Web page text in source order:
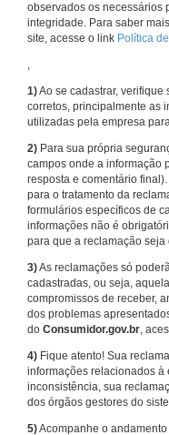
observados os necessários
integridade. Para saber
site, acesse o link Política
,
1)Ao se cadastrar,
corretos, principalmente as
utilizadas pela empresa
2) Para sua própria
campos onde a informação
resposta e comentário
para o tratamento da
formulários específicos de
informações não é
para que a reclamação seja
3)As reclamações só
cadastradas, ou seja,
compromissos de receber,
dos problemas
do Consumidor.gov.br,
4) Fique atento! Sua
informações relacionados
inconsistência, sua
dos órgãos gestores do
5)Acompanhe o